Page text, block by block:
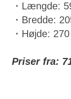
・Længde:
・Bredde:
・Højde:
Priser fra: